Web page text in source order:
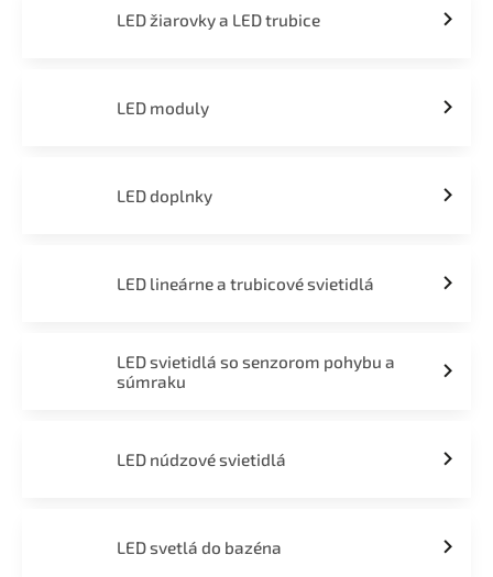
LED žiarovky a LED trubice
LED moduly
LED doplnky
LED lineárne a trubicové svietidlá
LED svietidlá so senzorom pohybu a
súmraku
LED núdzové svietidlá
LED svetlá do bazéna